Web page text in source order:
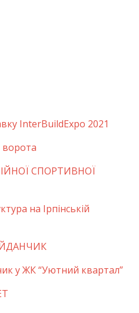
InterBuildExpo 2021
ворота
СПОРТИВНОЇ
на Ірпінській
у ЖК “Уютний квартал”